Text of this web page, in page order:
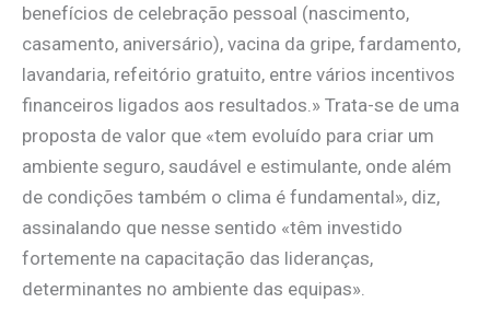
benefícios de celebração pessoal (nascimento,
casamento, aniversário), vacina da gripe, fardamento,
lavandaria, refeitório gratuito, entre vários incentivos
financeiros ligados aos resultados.» Trata-se de uma
proposta de valor que «tem evoluído para criar um
ambiente seguro, saudável e estimulante, onde além
de condições também o clima é fundamental», diz,
assinalando que nesse sentido «têm investido
fortemente na capacitação das lideranças,
determinantes no ambiente das equipas».